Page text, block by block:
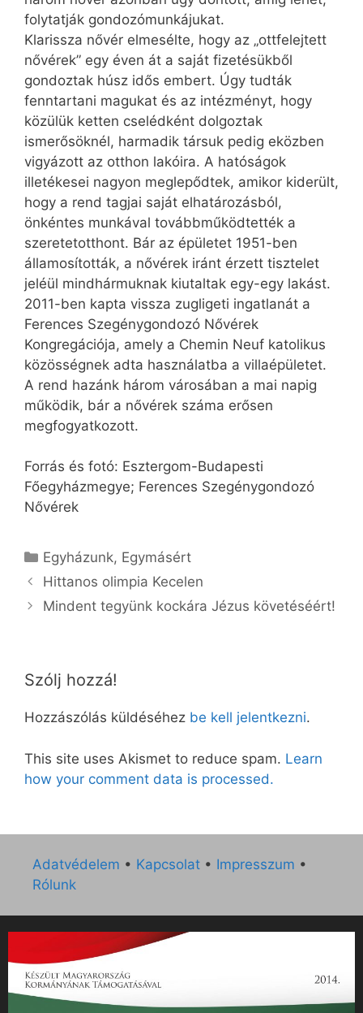
folytatják gondozómunkájukat.
Klarissza nővér elmesélte, hogy az „ottfelejtett
nővérek” egy éven át a saját fizetésükből
gondoztak húsz idős embert. Úgy tudták
fenntartani magukat és az intézményt, hogy
közülük ketten cselédként dolgoztak
ismerősöknél, harmadik társuk pedig eközben
vigyázott az otthon lakóira. A hatóságok
illetékesei nagyon meglepődtek, amikor kiderült,
hogy a rend tagjai saját elhatározásból,
önkéntes munkával továbbműködtették a
szeretetotthont. Bár az épületet 1951-ben
államosították, a nővérek iránt érzett tisztelet
jeléül mindhármuknak kiutaltak egy-egy lakást.
2011-ben kapta vissza zugligeti ingatlanát a
Ferences Szegénygondozó Nővérek
Kongregációja, amely a Chemin Neuf katolikus
közösségnek adta használatba a villaépületet.
A rend hazánk három városában a mai napig
működik, bár a nővérek száma erősen
megfogyatkozott.
Forrás és fotó: Esztergom-Budapesti
Főegyházmegye; Ferences Szegénygondozó
Nővérek
Kategória
Egyházunk, Egymásért
Hittanos olimpia Kecelen
Mindent tegyünk kockára Jézus követéséért!
Szólj hozzá!
Hozzászólás küldéséhez be kell jelentkezni.
This site uses Akismet to reduce spam. Learn
how your comment data is processed.
Adatvédelem • Kapcsolat • Impresszum •
Rólunk